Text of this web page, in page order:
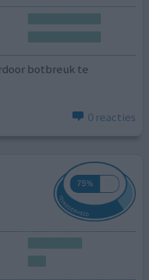
botbreuk te
0 reacties